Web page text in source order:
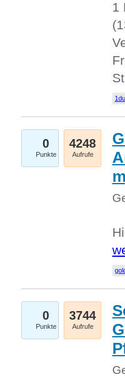
1
0
Punkte
4248
Aufrufe
0
Punkte
3744
Aufrufe